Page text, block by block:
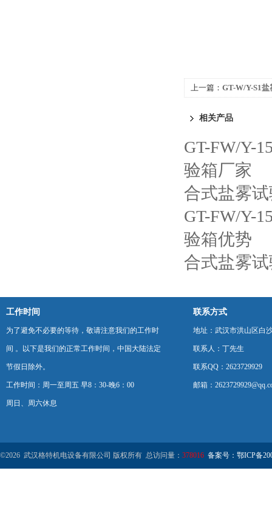
上一篇： GT-W/Y-S1
相关产品
GT-FW/Y-
验箱厂家
合式盐雾
GT-FW/Y-
验箱优势
合式盐雾
工作时间
为了避免不必要的等待，敬请注意我们的工作时
间 。以下是我们的正常工作时间，中国大陆法定
节假日除外。
工作时间：周一至周五 早8：30-晚6：00
周日、周六休息
联系方式
地址：武汉市洪山区白
联系人：丁先生
联系QQ：2623729929
邮箱：
©2026 武汉格特机电设备有限公司 版权所有 总访问量： 378016 备案号：鄂ICP备